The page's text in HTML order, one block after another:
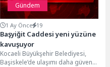
Gündem
1 Ay Önce 19
Başyiğit Caddesi yeni yüzüne
kavuşuyor
Kocaeli Büyükşehir Belediyesi,
Başiskele’de ulaşımı daha güvenli